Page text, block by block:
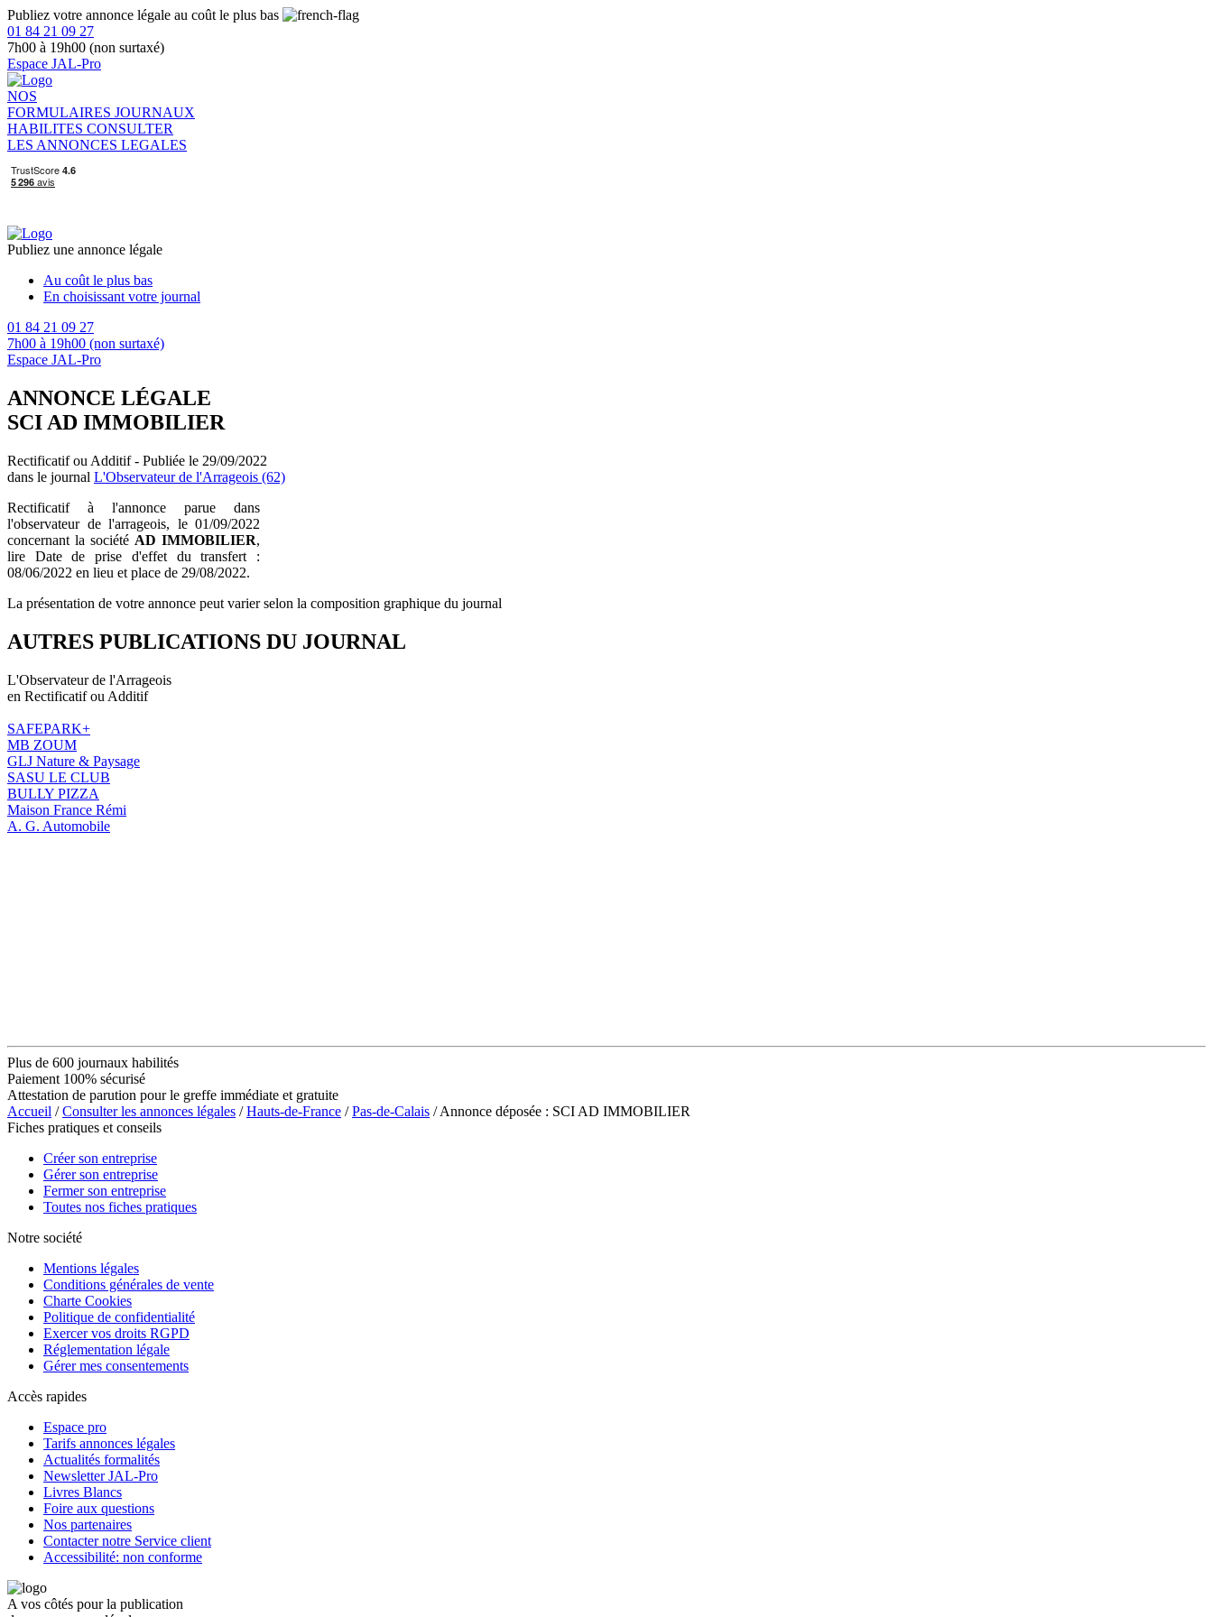
Publiez votre annonce légale au coût le plus bas
01 84 21 09 27
7h00 à 19h00 (non surtaxé)
Espace JAL-Pro
NOS
FORMULAIRES JOURNAUX
HABILITES CONSULTER
LES ANNONCES LEGALES
Publiez une annonce légale
Au coût le plus bas
En choisissant votre journal
01 84 21 09 27
7h00 à 19h00 (non surtaxé)
Espace JAL-Pro
ANNONCE LÉGALE
SCI AD IMMOBILIER
Rectificatif ou Additif - Publiée le 29/09/2022
dans le journal L'Observateur de l'Arrageois (62)
Rectificatif à l'annonce parue dans
l'observateur de l'arrageois, le 01/09/2022
concernant la société AD IMMOBILIER,
lire Date de prise d'effet du transfert :
08/06/2022 en lieu et place de 29/08/2022.
La présentation de votre annonce peut varier selon la composition graphique du journal
AUTRES PUBLICATIONS DU JOURNAL
L'Observateur de l'Arrageois
en Rectificatif ou Additif
SAFEPARK+
MB ZOUM
GLJ Nature & Paysage
SASU LE CLUB
BULLY PIZZA
Maison France Rémi
A. G. Automobile
Plus de 600 journaux habilités
Paiement 100% sécurisé
Attestation de parution pour le greffe immédiate et gratuite
Accueil /Consulter les annonces légales /Hauts-de-France /Pas-de-Calais / Annonce déposée : SCI AD IMMOBILIER
Fiches pratiques et conseils
Créer son entreprise
Gérer son entreprise
Fermer son entreprise
Toutes nos fiches pratiques
Notre société
Mentions légales
Conditions générales de vente
Charte Cookies
Politique de confidentialité
Exercer vos droits RGPD
Réglementation légale
Gérer mes consentements
Accès rapides
Espace pro
Tarifs annonces légales
Actualités formalités
Newsletter JAL-Pro
Livres Blancs
Foire aux questions
Nos partenaires
Contacter notre Service client
Accessibilité: non conforme
A vos côtés pour la publication